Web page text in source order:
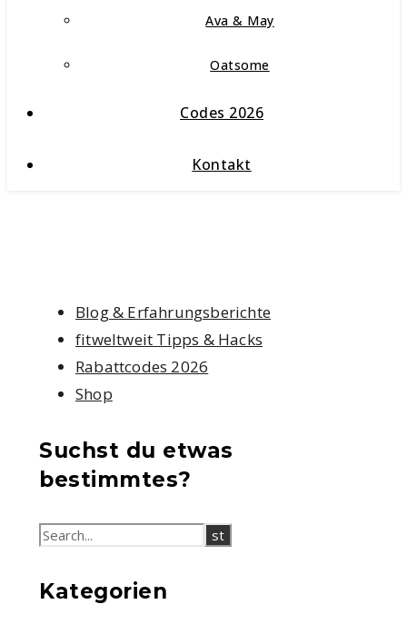
Ava & May
Oatsome
Codes 2026
Kontakt
Blog & Erfahrungsberichte
fitweltweit Tipps & Hacks
Rabattcodes 2026
Shop
Suchst du etwas
bestimmtes?
Kategorien